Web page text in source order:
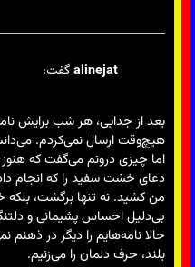
alinejatگفت:
بعد از جدایی، هر شب برایش
هیچ‌وقت ارسال نمی‌کردم.
اما چیزی درونم می‌گفت که
دعای خشت سفید را که انجام
من کشید. نه تنها برگشت،
بی‌دلیل احساس پشیمانی و
حالا نامه‌هایم را دیگر در ذهنم
بلند، حرف دلمان را می‌زنیم.